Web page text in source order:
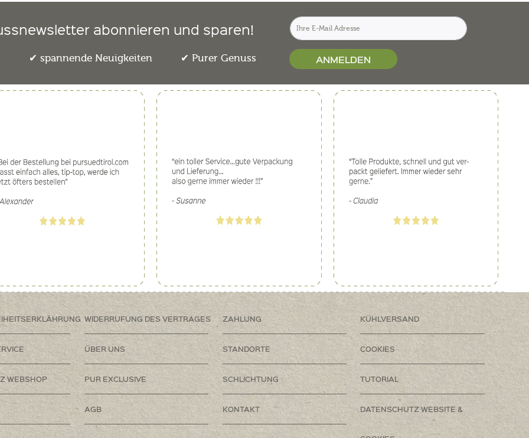
abonnieren und sparen!
spannende Neuigkeiten Purer Genuss ANMELDEN
WIDERRUFUNG DES VERTRAGES ZAHLUNG KÜHLVERSAND
ÜBER UNS STANDORTE COOKIES
WEBSHOP PUR EXCLUSIVE SCHLICHTUNG TUTORIAL
AGB KONTAKT DATENSCHUTZ WEBSITE &